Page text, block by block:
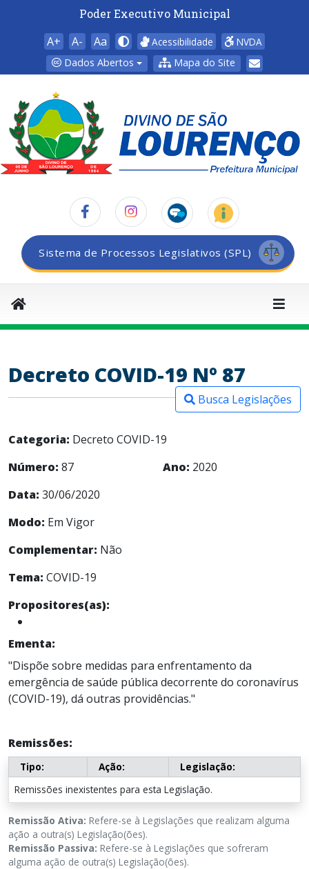
Poder Executivo Municipal
A+ A- Aa Acessibilidade
NVDA
Dados Abertos
Mapa do Site
Sistema de Processos Legislativos (SPL)
Decreto COVID-19 Nº 87
Busca Legislações
Categoria: Decreto COVID-19
Número: 87 Ano: 2020
Data: 30/06/2020
Modo: Em Vigor
Complementar: Não
Tema: COVID-19
Propositores(as):
Ementa:
"Dispõe sobre medidas para enfrentamento da
emergência de saúde pública decorrente do coronavírus
(COVID-19), dá outras providências."
Remissões:
Tipo: Ação:
Legislação:
Remissões inexistentes para esta Legislação.
Remissão Ativa: Refere-se à Legislações que realizam alguma
ação a outra(s) Legislação(ões).
Remissão Passiva: Refere-se à Legislações que sofreram
alguma ação de outra(s) Legislação(ões).